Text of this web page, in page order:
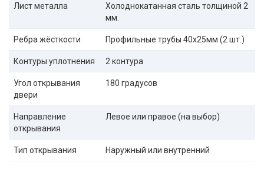
Лист металла
Холоднокатанная сталь толщиной 2
мм.
Ребра жёсткости Профильные трубы 40х25мм (2 шт.)
Контуры уплотнения 2 контура
Угол открывания
двери
180 градусов
Направление
открывания
Левое или правое (на выбор)
Тип открывания Наружный или внутренний